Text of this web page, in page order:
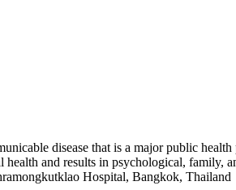
disease that is a major public
health and results in psychological,
Hospital, Bangkok, Thailand